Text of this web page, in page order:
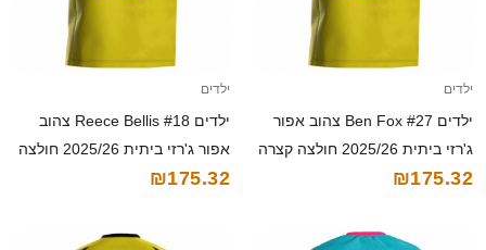
ילדים
ילדים Ben Fox #27 צהוב אפור
ג'רזי ביתית 2025/26 חולצה קצרה
₪175.32
ילדים
ילדים Reece Bellis #18 צהוב
אפור ג'רזי ביתית 2025/26 חולצה
קצרה
₪175.32